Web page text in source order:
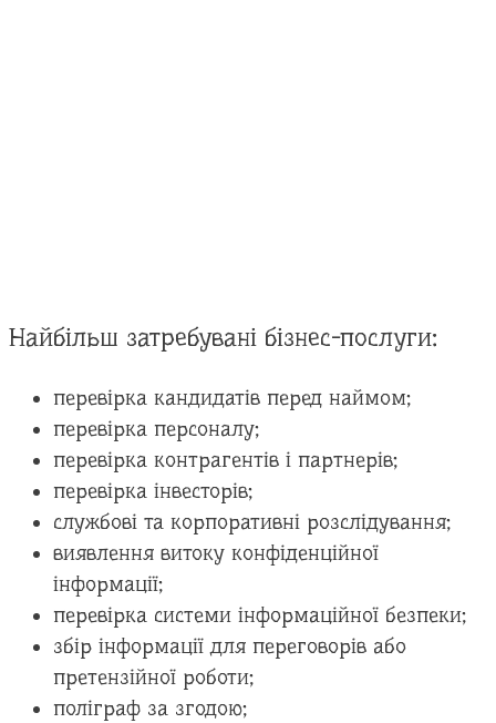
Найбільш затребувані бізнес-послуги:
перевірка кандидатів перед наймом;
перевірка персоналу;
перевірка контрагентів і партнерів;
перевірка інвесторів;
службові та корпоративні розслідування;
виявлення витоку конфіденційної
інформації;
перевірка системи інформаційної безпеки;
збір інформації для переговорів або
претензійної роботи;
поліграф за згодою;